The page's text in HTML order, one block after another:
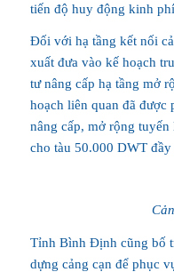
tiến độ huy động kinh
Đối với hạ tầng kết nối
xuất đưa vào kế hoạch
tư nâng cấp hạ tầng mở
hoạch liên quan đã được
nâng cấp, mở rộng
cho tàu 50.000 DWT đầy
Tỉnh Bình Định cũng bố
dựng cảng cạn để phục